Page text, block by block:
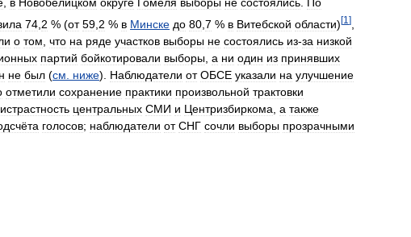
74 2 % (от 59 2 % в Минске до 80 7 % в Витебской области)[1 ]
о том что на ряде участков выборы не состоялись из-за низкой
партий бойкотировали выборы а ни один из принявших
не был (см ниже). Наблюдатели от ОБСЕ указали на улучшение
отметили сохранение практики произвольной трактовки
центральных СМИ и Центризбиркома а также
голосов; наблюдатели от СНГ сочли выборы прозрачными